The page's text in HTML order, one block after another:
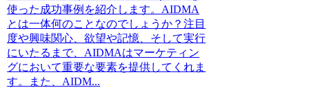
使った成功事例を紹介します。AIDMA
とは一体何のことなのでしょうか？注目
度や興味関心、欲望や記憶、そして実行
にいたるまで、AIDMAはマーケティン
グにおいて重要な要素を提供してくれま
す。また、AIDM...